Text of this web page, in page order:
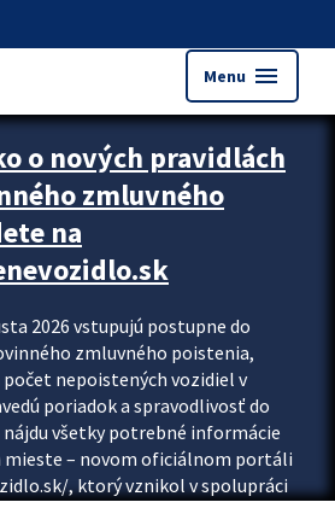
Menu menu
o nových pravidlách
zmluvného
na
2026 vstupujú postupne do
zmluvného poistenia,
nepoistených vozidiel v
poriadok a spravodlivosť do
nájdu všetky potrebné informácie
mieste – novom oficiálnom portáli
, ktorý vznikol v spolupráci